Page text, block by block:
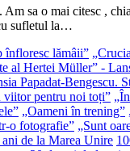
Am sa o mai citesc ,
sufletul la…
înfloresc lămâii”
al Hertei Müller” -
Papadat-Bengescu.
viitor pentru noi toți”
„Oameni în trening”
o fotografie” „Sunt
ani de la Marea Unire